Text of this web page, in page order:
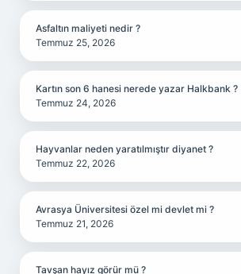
Asfaltın maliyeti nedir ?
Temmuz 25, 2026
Kartın son 6 hanesi nerede yazar Halkbank ?
Temmuz 24, 2026
Hayvanlar neden yaratılmıştır diyanet ?
Temmuz 22, 2026
Avrasya Üniversitesi özel mi devlet mi ?
Temmuz 21, 2026
Tavşan hayız görür mü ?